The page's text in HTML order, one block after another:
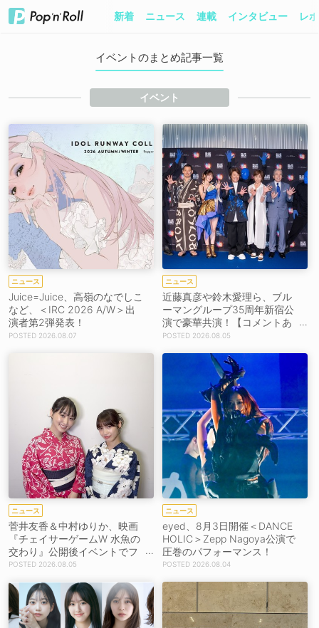
新着 ニュース 連載 インタビュー レ
イベントのまとめ記事一覧
イベント
ニュース
Juice=Juice、高嶺のなでしこ
など、＜IRC 2026 A/W＞出
演者第2弾発表！
2026.08.07
ニュース
近藤真彦や鈴木愛理ら、ブル
ーマングループ35周年新宿公
演で豪華共演！【コメントあ
り】
2026.08.05
ニュース
菅井友香＆中村ゆりか、映画
『チェイサーゲームW 水魚の
交わり』公開後イベントでフ
ァン魅了！［イベントレポー
2026.08.05
ニュース
eyed、8月3日開催＜DANCE
HOLIC＞Zepp Nagoya公演で
圧巻のパフォーマンス！
2026.08.04